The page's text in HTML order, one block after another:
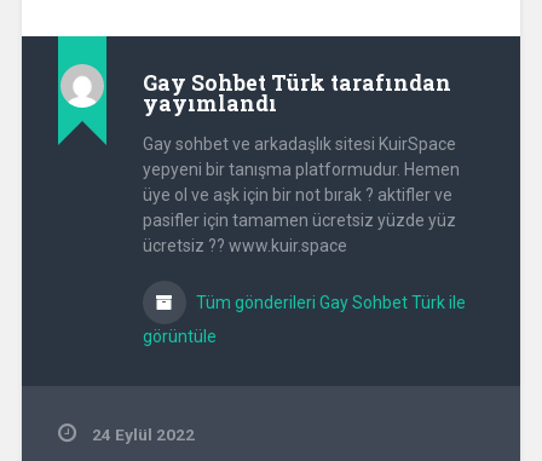
Gay Sohbet Türk tarafından
yayımlandı
Gay sohbet ve arkadaşlık sitesi KuirSpace
yepyeni bir tanışma platformudur. Hemen
üye ol ve aşk için bir not bırak ? aktifler ve
pasifler için tamamen ücretsiz yüzde yüz
ücretsiz ?? www.kuir.space
Tüm gönderileri Gay Sohbet Türk ile
görüntüle
24 Eylül 2022